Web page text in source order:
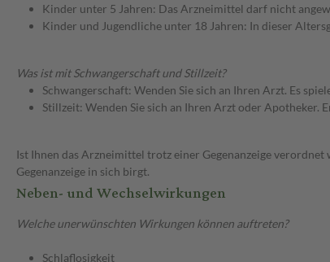
Kinder unter 5 Jahren: Das Arzneimittel darf nicht
Kinder und Jugendliche unter 18 Jahren: In dieser
Was ist mit Schwangerschaft und Stillzeit?
Schwangerschaft: Wenden Sie sich an Ihren Arzt. Es
Stillzeit: Wenden Sie sich an Ihren Arzt oder Apotheker.
Ist Ihnen das Arzneimittel trotz einer Gegenanzeige
Gegenanzeige in sich birgt.
Neben- und Wechselwirkungen
Welche unerwünschten Wirkungen können auftreten?
Schlaflosigkeit